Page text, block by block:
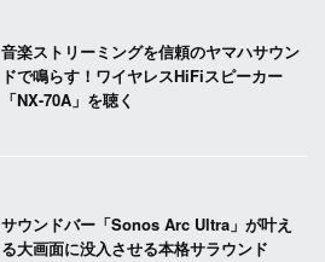
音楽ストリーミングを信頼のヤマハサウン
ドで鳴らす！ワイヤレスHiFiスピーカー
「NX-70A」を聴く
サウンドバー「Sonos Arc Ultra」が叶え
る大画面に没入させる本格サラウンド